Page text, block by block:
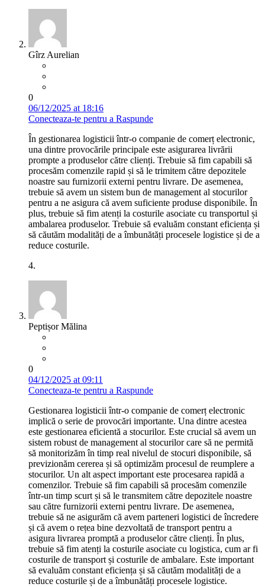
Gîrz Aurelian
0
06/12/2025 at 18:16
Conecteaza-te pentru a Raspunde
În gestionarea logisticii într-o companie de comerț electronic,
una dintre provocările principale este asigurarea livrării
prompte a produselor către clienți. Trebuie să fim capabili să
procesăm comenzile rapid și să le trimitem către depozitele
noastre sau furnizorii externi pentru livrare. De asemenea,
trebuie să avem un sistem bun de management al stocurilor
pentru a ne asigura că avem suficiente produse disponibile. În
plus, trebuie să fim atenți la costurile asociate cu transportul și
ambalarea produselor. Trebuie să evaluăm constant eficiența și
să căutăm modalități de a îmbunătăți procesele logistice și de a
reduce costurile.
4.
Peptișor Mălina
0
04/12/2025 at 09:11
Conecteaza-te pentru a Raspunde
Gestionarea logisticii într-o companie de comerț electronic
implică o serie de provocări importante. Una dintre acestea
este gestionarea eficientă a stocurilor. Este crucial să avem un
sistem robust de management al stocurilor care să ne permită
să monitorizăm în timp real nivelul de stocuri disponibile, să
previzionăm cererea și să optimizăm procesul de reumplere a
stocurilor. Un alt aspect important este procesarea rapidă a
comenzilor. Trebuie să fim capabili să procesăm comenzile
într-un timp scurt și să le transmitem către depozitele noastre
sau către furnizorii externi pentru livrare. De asemenea,
trebuie să ne asigurăm că avem parteneri logistici de încredere
și că avem o rețea bine dezvoltată de transport pentru a
asigura livrarea promptă a produselor către clienți. În plus,
trebuie să fim atenți la costurile asociate cu logistica, cum ar fi
costurile de transport și costurile de ambalare. Este important
să evaluăm constant eficiența și să căutăm modalități de a
reduce costurile și de a îmbunătăți procesele logistice.